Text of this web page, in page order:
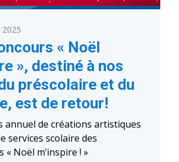
2025
« Noël
», destiné à nos
préscolaire et du
est de retour!
annuel de créations artistiques
services scolaire des
« Noël m’inspire ! »